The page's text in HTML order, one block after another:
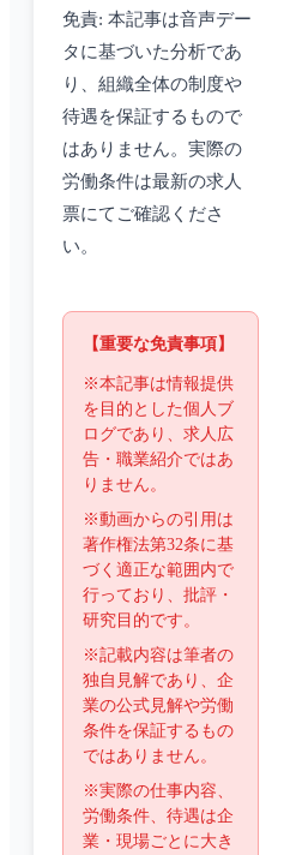
免責: 本記事は音声デー
タに基づいた分析であ
り、組織全体の制度や
待遇を保証するもので
はありません。実際の
労働条件は最新の求人
票にてご確認くださ
い。
【重要な免責事項】
※本記事は情報提供
を目的とした個人ブ
ログであり、求人広
告・職業紹介ではあ
りません。
※動画からの引用は
著作権法第32条に基
づく適正な範囲内で
行っており、批評・
研究目的です。
※記載内容は筆者の
独自見解であり、企
業の公式見解や労働
条件を保証するもの
ではありません。
※実際の仕事内容、
労働条件、待遇は企
業・現場ごとに大き